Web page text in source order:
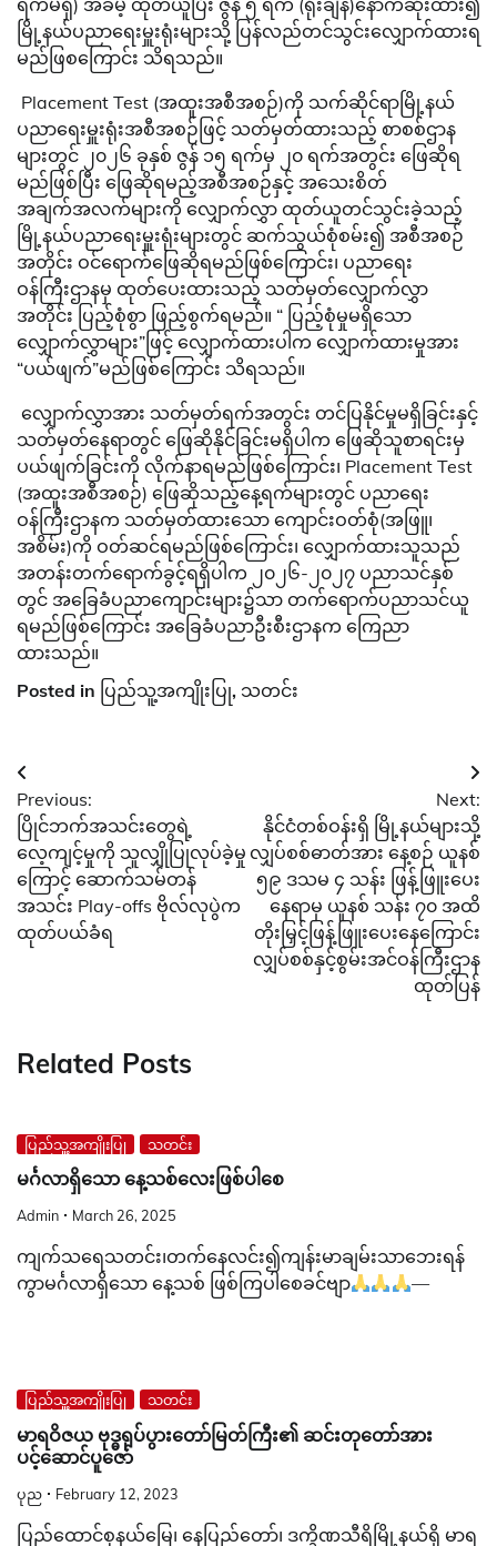
မြို့နယ်ပညာရေးမှူးရုံးများသို့ ပြန်လည်တင်သွင်းလျှောက်ထားရ
မည်ဖြစကြောင်း သိရသည်။
Placement Test (အထူးအစီအစဉ်)ကို သက်ဆိုင်ရာမြို့နယ်
ပညာရေးမှူးရုံးအစီအစဉ်ဖြင့် သတ်မှတ်ထားသည့် စာစစ်ဌာန
များတွင် ၂၀၂၆ ခုနှစ် ဇွန် ၁၅ ရက်မှ ၂၀ ရက်အတွင်း ဖြေဆိုရ
မည်ဖြစ်ပြီး ဖြေဆိုရမည့်အစီအစဉ်နှင့် အသေးစိတ်
အချက်အလက်များကို လျှောက်လွှာ ထုတ်ယူတင်သွင်းခဲ့သည့်
မြို့နယ်ပညာရေးမှူးရုံးများတွင် ဆက်သွယ်စုံစမ်း၍ အစီအစဉ်
အတိုင်း ဝင်ရောက်ဖြေဆိုရမည်ဖြစ်ကြောင်း၊ ပညာရေး
ဝန်ကြီးဌာနမှ ထုတ်ပေးထားသည့် သတ်မှတ်လျှောက်လွှာ
အတိုင်း ပြည့်စုံစွာ ဖြည့်စွက်ရမည်။ “ ပြည့်စုံမှုမရှိသော
လျှောက်လွှာများ”ဖြင့် လျှောက်ထားပါက လျှောက်ထားမှုအား
“ပယ်ဖျက်”မည်ဖြစ်‌ကြောင်း သိရသည်။
လျှောက်လွှာအား သတ်မှတ်ရက်အတွင်း တင်ပြနိုင်မှုမရှိခြင်းနှင့်
သတ်မှတ်နေရာတွင် ဖြေဆိုနိုင်ခြင်းမရှိပါက ဖြေဆိုသူစာရင်းမှ
ပယ်ဖျက်ခြင်းကို လိုက်နာရမည်ဖြစ်ကြောင်း၊ Placement Test
(အထူးအစီအစဉ်) ဖြေဆိုသည့်နေ့ရက်များတွင် ပညာရေး
ဝန်ကြီးဌာနက သတ်မှတ်ထားသော ကျောင်းဝတ်စုံ(အဖြူ၊
အစိမ်း)ကို ဝတ်ဆင်ရမည်ဖြစ်ကြောင်း၊ လျှောက်ထားသူသည်
အတန်းတက်ရောက်ခွင့်ရရှိပါက ၂၀၂၆-၂၀၂၇ ပညာသင်နှစ်
တွင် အခြေခံပညာကျောင်းများ၌သာ တက်ရောက်ပညာသင်ယူ
ရမည်ဖြစ်ကြောင်း အခြေခံပညာဦးစီးဌာနက ကြေညာ
ထားသည်။
Posted in ပြည်သူ့အကျိုးပြု, သတင်း
Post
navigation
Previous:
ပြိုင်ဘက်အသင်းတွေရဲ့
လေ့ကျင့်မှုကို သူလျှိုပြုလုပ်ခဲ့မှု
ကြောင့် ဆောက်သမ်တန်
အသင်း Play-offs ဗိုလ်လုပွဲက
ထုတ်ပယ်ခံရ
Next:
နိုင်ငံတစ်ဝန်းရှိ မြို့နယ်များသို့
လျှပ်စစ်ဓာတ်အား နေ့စဉ် ယူနစ်
၅၉ ဒသမ ၄ သန်း ဖြန့်ဖြူး‌ပေး
နေရာမှ ယူနစ် သန်း ၇၀ အထိ
တိုးမြှင့်ဖြန့်ဖြူးပေးနေကြောင်း
လျှပ်စစ်နှင့်စွမ်းအင်ဝန်ကြီးဌာန
ထုတ်ပြန်
Related Posts
ပြည်သူ့အကျိုးပြု သတင်း
မင်္ဂလာရှိသော နေ့သစ်လေးဖြစ်ပါစေ
Admin March 26, 2025
ကျက်သရေသတင်း၊တက်နေလင်း၍ကျန်းမာချမ်းသာဘေးရန်
ကွာမင်္ဂလာရှိသော နေ့သစ် ဖြစ်ကြပါစေခင်ဗျာ
—
ပြည်သူ့အကျိုးပြု သတင်း
မာရဝိဇယ ဗုဒ္ဓရုပ်ပွားတော်မြတ်ကြီး၏ ဆင်းတုတော်အား
ပင့်ဆောင်ပူဇော်
ပုည February 12, 2023
ပြည်ထောင်စုနယ်မြေ၊ နေပြည်တော်၊ ဒက္ခိဏသီရိမြို့နယ်ရှိ မာရ